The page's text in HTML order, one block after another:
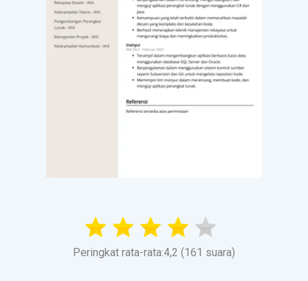
Peringkat rata-rata:4,2 (161 suara)